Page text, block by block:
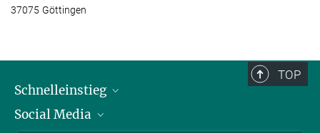
37075 Göttingen
TOP
Schnelleinstieg
Alumni
Social Media